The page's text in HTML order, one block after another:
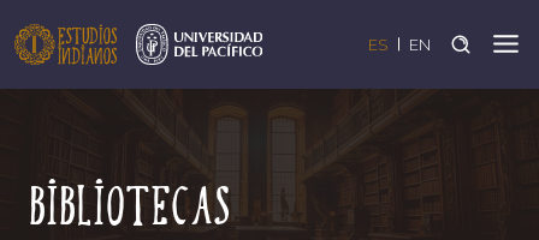
ES EN
Bibliotecas